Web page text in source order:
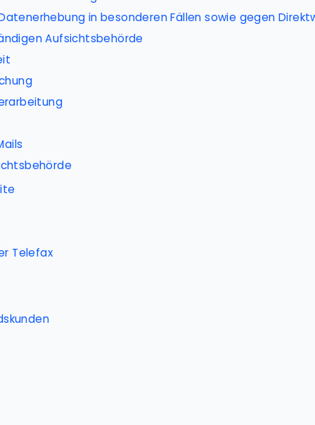
in besonderen Fällen sowie gegen
Aufsichts­behörde
Telefax